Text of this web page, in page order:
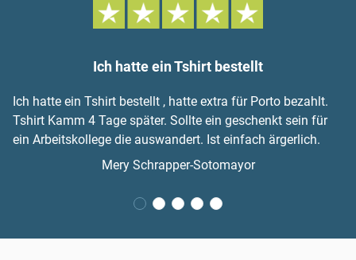
Ich hatte ein Tshirt bestellt
Ich hatte ein Tshirt bestellt , hatte extra für Porto bezahlt.
Tshirt Kamm 4 Tage später. Sollte ein geschenkt sein für
ein Arbeitskollege die auswandert. Ist einfach ärgerlich.
Mery Schrapper-Sotomayor